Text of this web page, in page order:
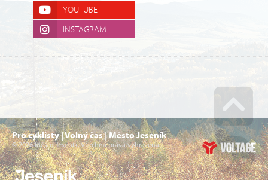
YOUTUBE
INSTAGRAM
Pro cyklisty | Volný čas | Město Jeseník
© 2026 Město Jeseník. Všechna práva vyhrazena.
Go